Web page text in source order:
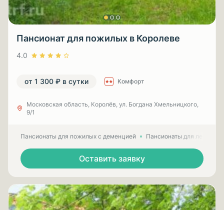
Пансионат для пожилых в Королеве
4.0
от 1 300 ₽ в сутки Комфорт
Московская область, Королёв, ул. Богдана Хмельницкого,
9/1
Пансионаты для пожилых с деменцией Пансионаты для
Оставить заявку